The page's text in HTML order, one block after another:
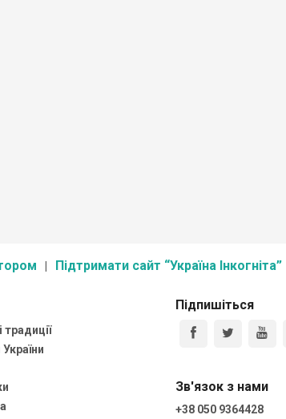
Підтримати сайт “Україна Інкогніта”
традиції
Підпишіться
Зв'язок з нами
+38 050 9364428